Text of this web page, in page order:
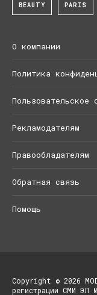
BEAUTY PARIS
О компании
Политика
Пользовательское
Рекламодателям
Правообладателям
Обратная связь
Помощь
Copyright © 2026
регистрации СМИ ЭЛ